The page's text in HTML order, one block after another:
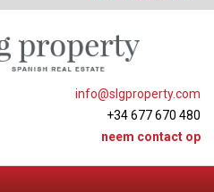
info@slgproperty.com
+34 677 670 480
neem contact op